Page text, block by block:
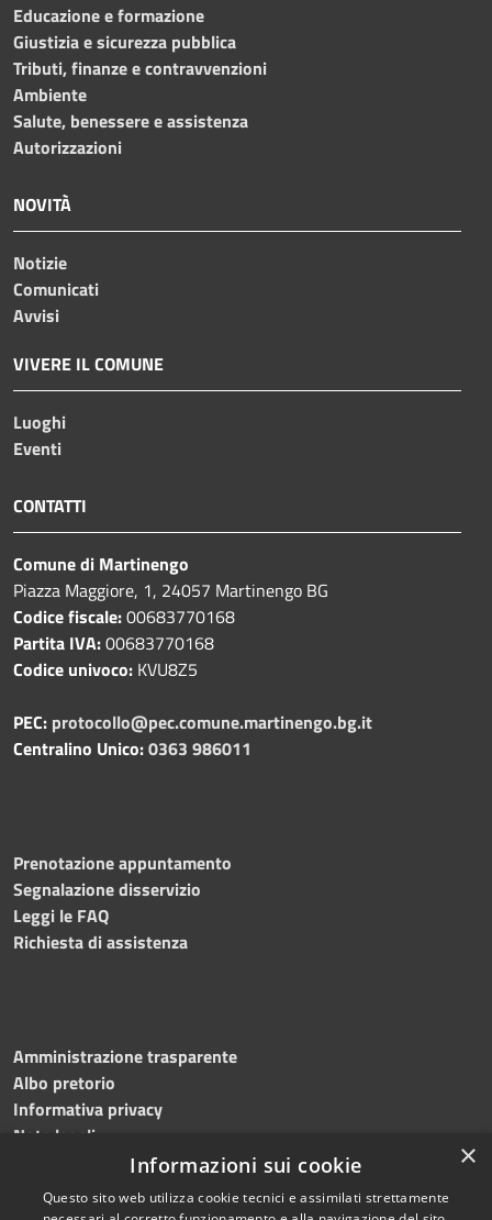
Educazione e formazione
Giustizia e sicurezza pubblica
Tributi, finanze e contravvenzioni
Ambiente
Salute, benessere e assistenza
Autorizzazioni
NOVITÀ
Notizie
Comunicati
Avvisi
VIVERE IL COMUNE
Luoghi
Eventi
CONTATTI
Comune di Martinengo
Piazza Maggiore, 1, 24057 Martinengo BG
Codice fiscale:00683770168
Partita IVA:00683770168
Codice univoco: KVU8Z5
PEC: protocollo@pec.comune.martinengo.bg.it
Centralino Unico:0363 986011
Prenotazione appuntamento
Segnalazione disservizio
Leggi le FAQ
Richiesta di assistenza
Amministrazione trasparente
Albo pretorio
Informativa privacy
Note legali
Dichiarazione di accessibilità
×
Informazioni sui cookie
Questo sito web utilizza cookie tecnici e assimilati strettamente